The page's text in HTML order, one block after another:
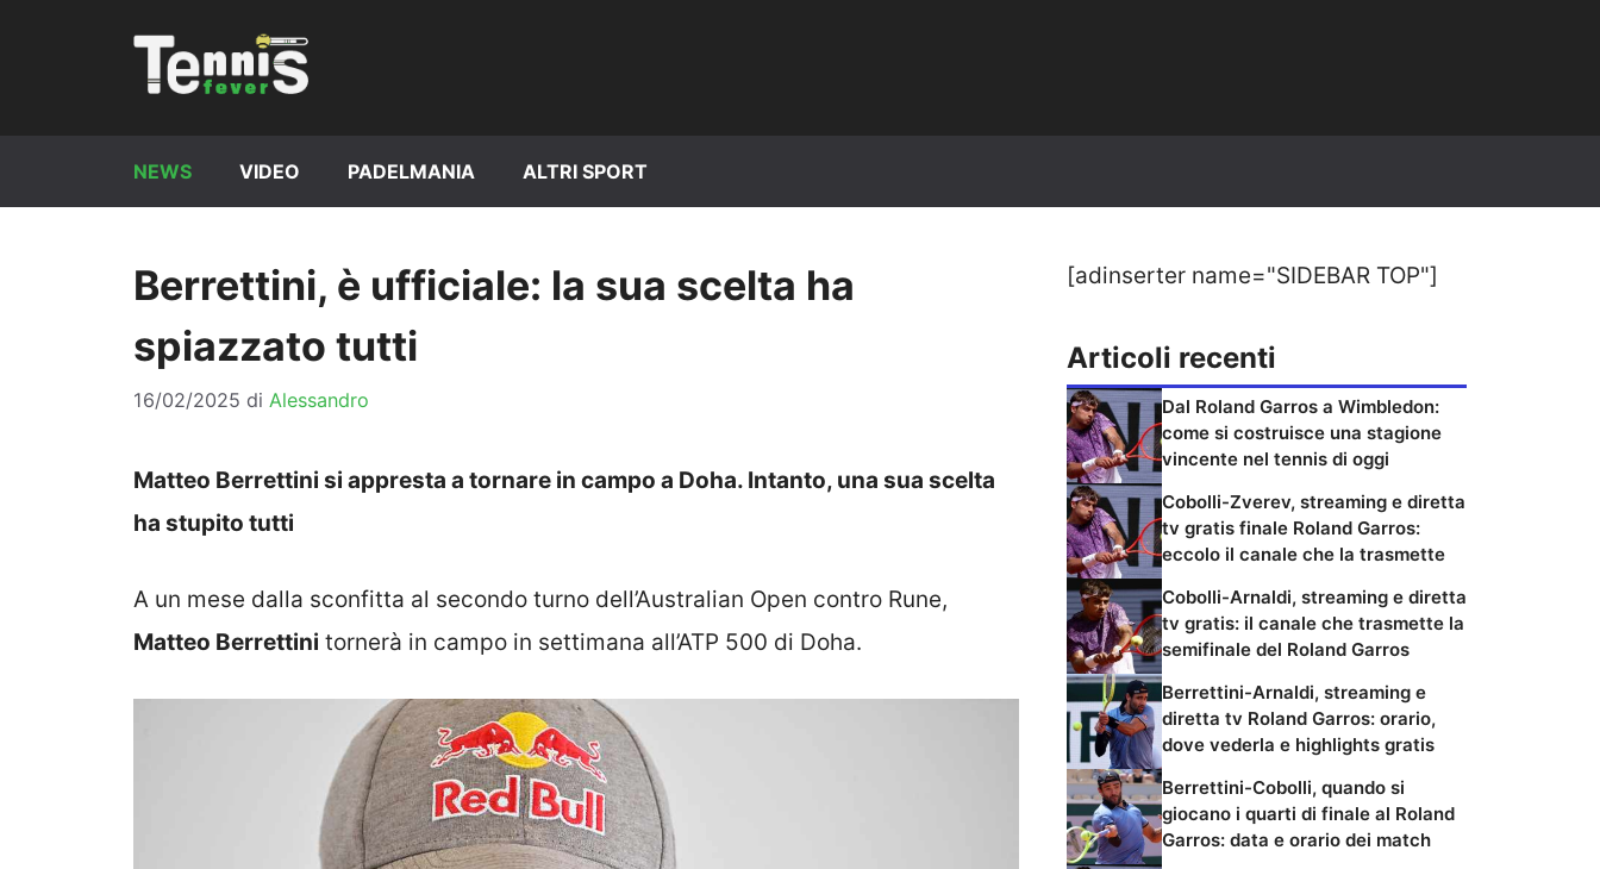
NEWS VIDEO PADELMANIA ALTRI SPORT
Berrettini, è ufficiale: la sua scelta ha
spiazzato tutti
16/02/2025 di Alessandro
Matteo Berrettini si appresta a tornare in campo a Doha. Intanto, una sua scelta
ha stupito tutti
A un mese dalla sconfitta al secondo turno dell’Australian Open contro Rune,
Matteo Berrettini tornerà in campo in settimana all’ATP 500 di Doha.
[adinserter name="SIDEBAR TOP"]
Articoli recenti
Dal Roland Garros a Wimbledon:
come si costruisce una stagione
vincente nel tennis di oggi
Cobolli-Zverev, streaming e diretta
tv gratis finale Roland Garros:
eccolo il canale che la trasmette
Cobolli-Arnaldi, streaming e diretta
tv gratis: il canale che trasmette la
semifinale del Roland Garros
Berrettini-Arnaldi, streaming e
diretta tv Roland Garros: orario,
dove vederla e highlights gratis
Berrettini-Cobolli, quando si
giocano i quarti di finale al Roland
Garros: data e orario dei match